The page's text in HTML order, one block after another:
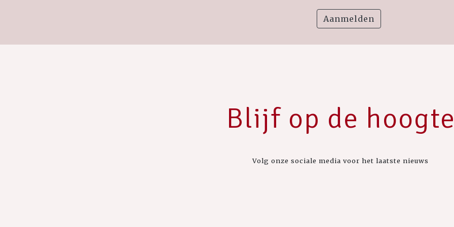
Aanmelden
Blijf op de
Volg onze sociale media voor het laatste nieuws